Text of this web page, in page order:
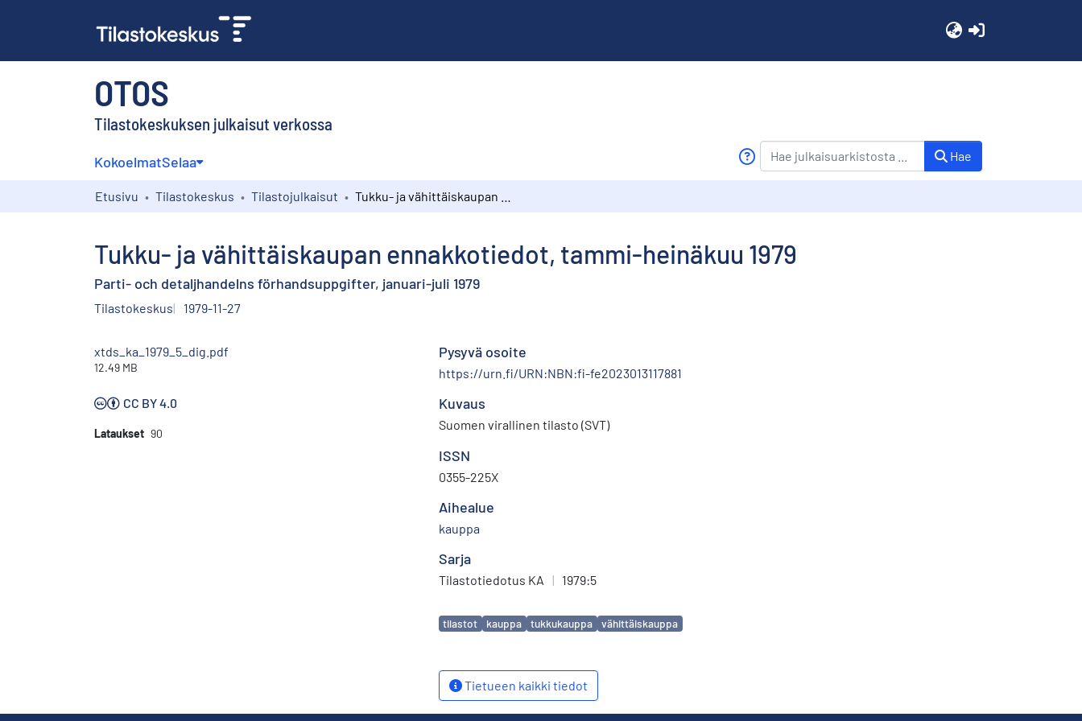
OTOS
Tilastokeskuksen julkaisut verkossa
KokoelmatSelaa Hae
Etusivu Tilastokeskus Tilastojulkaisut
Tukku- ja vähittäiskaupan ennakkotiedot, tammi-heinäkuu 1979
Parti- och detaljhandelns förhandsuppgifter, januari-juli 1979
Tilastokeskus 1979-11-27
xtds_ka_1979_5_dig.pdf
12.49 MB
CC BY 4.0
Lataukset 90
Pysyvä osoite
https://urn.fi/URN:NBN:fi-fe2023013117881
Kuvaus
Suomen virallinen tilasto (SVT)
ISSN
0355-225X
Aihealue
kauppa
Sarja
Tilastotiedotus KA | 1979:5
Avainsanat
tilastot kauppa tukkukauppa vähittäiskauppa
Tietueen kaikki tiedot